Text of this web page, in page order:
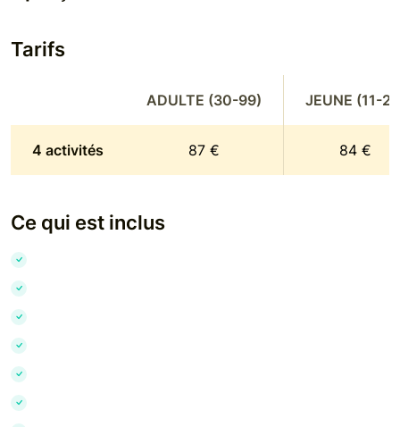
Tarifs
ADULTE (30-99) JEUNE (11-
4 activités 87 € 84 €
Ce qui est inclus